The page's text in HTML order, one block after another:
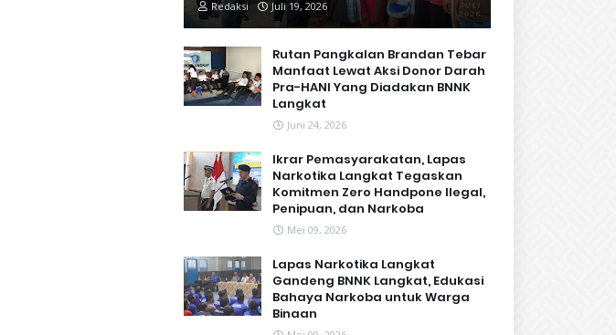
Redaksi Juli 19, 2026
Rutan Pangkalan Brandan Tebar
Manfaat Lewat Aksi Donor Darah
Pra-HANI Yang Diadakan BNNK
Langkat
Juni 24, 2026
Ikrar Pemasyarakatan, Lapas
Narkotika Langkat Tegaskan
Komitmen Zero Handpone llegal,
Penipuan, dan Narkoba
Mei 09, 2026
Lapas Narkotika Langkat
Gandeng BNNK Langkat, Edukasi
Bahaya Narkoba untuk Warga
Binaan